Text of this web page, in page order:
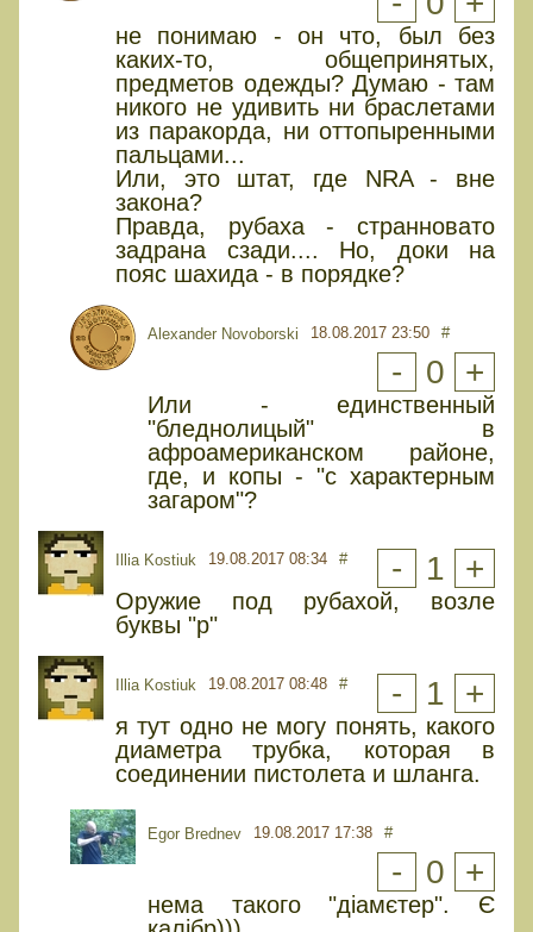
не понимаю - он что, был без
каких-то, общепринятых,
предметов одежды? Думаю - там
никого не удивить ни браслетами
из паракорда, ни оттопыренными
пальцами...
Или, это штат, где NRA - вне
закона?
Правда, рубаха - странновато
задрана сзади.... Но, доки на
пояс шахида - в порядке?
Alexander Novoborski 18.08.2017 23:50 #
- 0 +
Или - единственный
"бледнолицый" в
афроамериканском районе,
где, и копы - "с характерным
загаром"?
Illia Kostiuk 19.08.2017 08:34 # - 1 +
Оружие под рубахой, возле
буквы "p"
Illia Kostiuk 19.08.2017 08:48 # - 1 +
я тут одно не могу понять, какого
диаметра трубка, которая в
соединении пистолета и шланга.
Egor Brednev 19.08.2017 17:38 #
- 0 +
нема такого "діамєтер". Є